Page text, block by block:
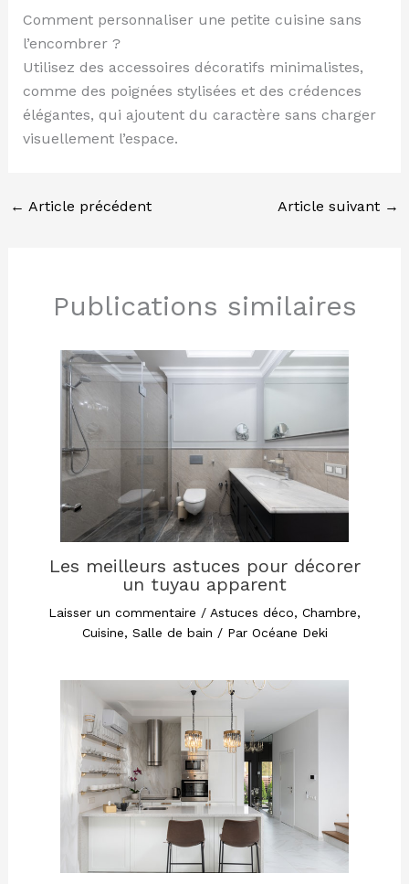
Comment personnaliser une petite cuisine sans
l’encombrer ?
Utilisez des accessoires décoratifs minimalistes,
comme des poignées stylisées et des crédences
élégantes, qui ajoutent du caractère sans charger
visuellement l’espace.
← Article précédent Article suivant →
Publications similaires
Les meilleurs astuces pour décorer
un tuyau apparent
Laisser un commentaire / Astuces déco, Chambre,
Cuisine, Salle de bain / Par Océane Deki